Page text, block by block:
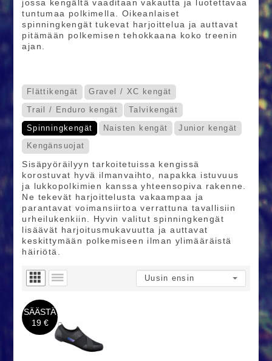
jossa kengältä vaaditaan vakautta ja luotettavaa
tuntumaa polkimella. Oikeanlaiset
spinningkengät tukevat harjoittelua ja auttavat
pitämään polkemisen tehokkaana koko treenin
ajan.
Flättikengät
Gravel / XC kengät
Trail / Enduro kengät
Talvikengät
Spinningkengät
Naisten kengät
Junior kengät
Kengänsuojat
Sisäpyöräilyyn tarkoitetuissa kengissä
korostuvat hyvä ilmanvaihto, napakka istuvuus
ja lukkopolkimien kanssa yhteensopiva rakenne.
Ne tekevät harjoittelusta vakaampaa ja
parantavat voimansiirtoa verrattuna tavallisiin
urheilukenkiin. Hyvin valitut spinningkengät
lisäävät harjoitusmukavuutta ja auttavat
keskittymään polkemiseen ilman ylimääräistä
häiriötä.
SÄÄSTÄ
19 €